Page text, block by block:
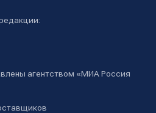
агентством «МИА Россия